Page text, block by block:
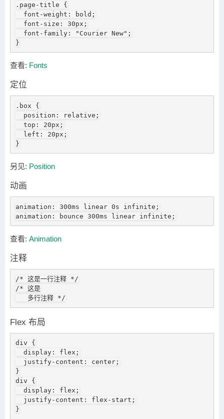
.page-title {
}
查看: Fonts
定位
.box {
}
另见: Position
动画
animation: 300ms linear 0s infinite;
animation: bounce 300ms linear infinite;
查看: Animation
注释
/* 这是一行注释 */
/* 这是
   多行注释 */
Flex 布局
div {
}
div {
}